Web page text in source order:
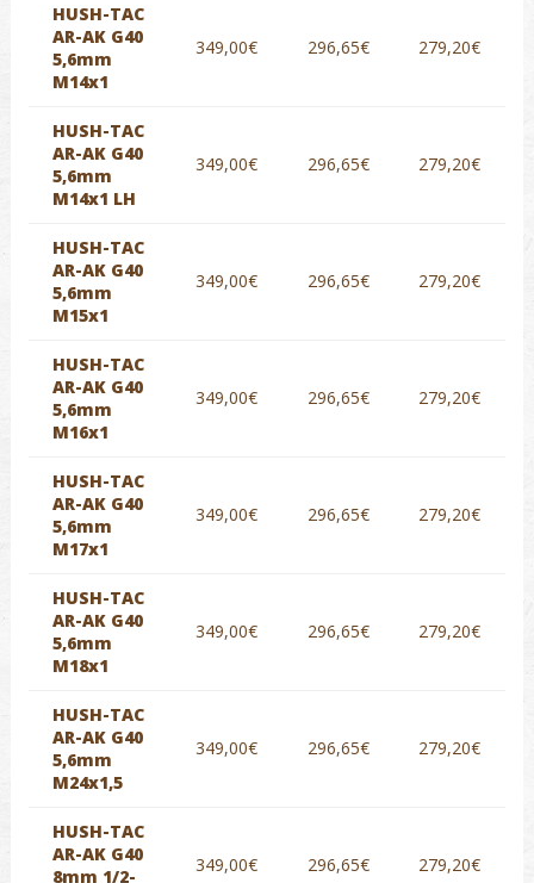
HUSH-TAC
AR-AK G40
5,6mm
M14x1
349,00€ 296,65€ 279,20€
HUSH-TAC
AR-AK G40
5,6mm
M14x1 LH
349,00€ 296,65€ 279,20€
HUSH-TAC
AR-AK G40
5,6mm
M15x1
349,00€ 296,65€ 279,20€
HUSH-TAC
AR-AK G40
5,6mm
M16x1
349,00€ 296,65€ 279,20€
HUSH-TAC
AR-AK G40
5,6mm
M17x1
349,00€ 296,65€ 279,20€
HUSH-TAC
AR-AK G40
5,6mm
M18x1
349,00€ 296,65€ 279,20€
HUSH-TAC
AR-AK G40
5,6mm
M24x1,5
349,00€ 296,65€ 279,20€
HUSH-TAC
AR-AK G40
8mm 1/2-
349,00€ 296,65€ 279,20€